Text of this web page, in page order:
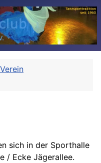
Verein
sich in der Sporthalle
/ Ecke Jägerallee.